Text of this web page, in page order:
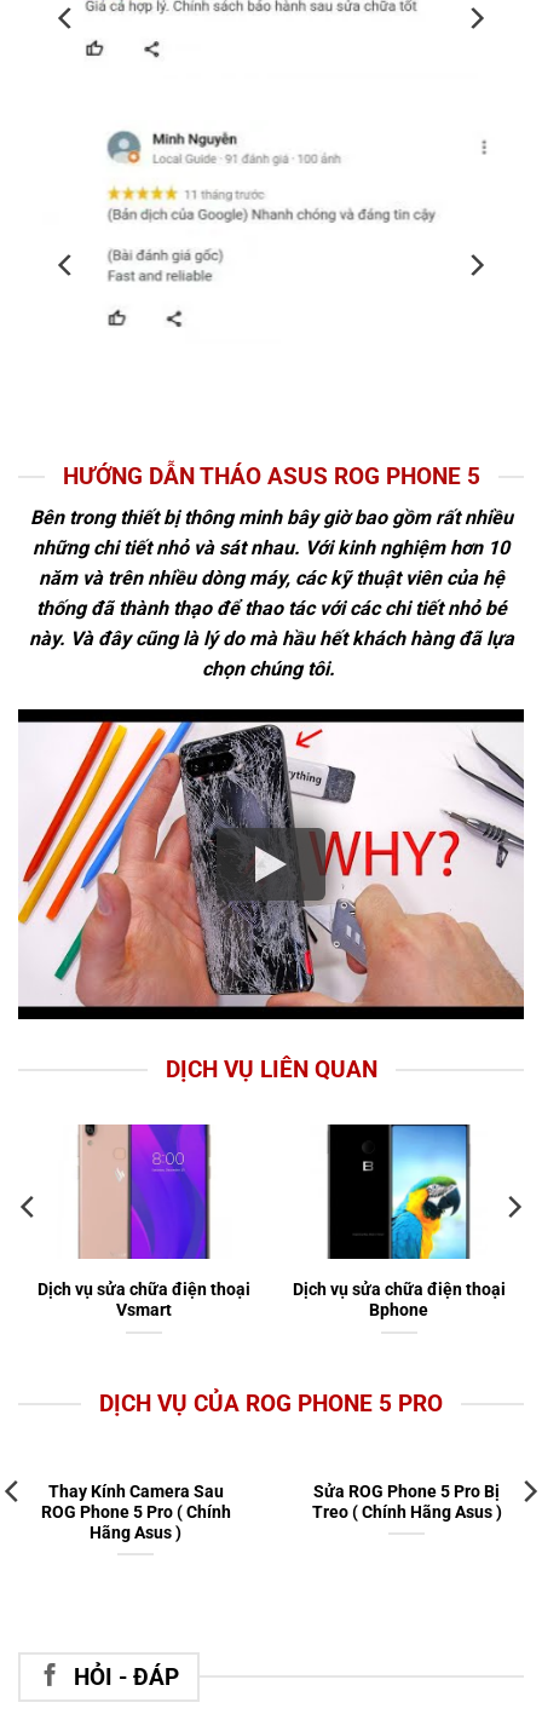
HƯỚNG DẪN THÁO ASUS ROG PHONE 5
Bên trong thiết bị thông minh bây giờ bao gồm rất nhiều
những chi tiết nhỏ và sát nhau. Với kinh nghiệm hơn 10
năm và trên nhiều dòng máy, các kỹ thuật viên của hệ
thống đã thành thạo để thao tác với các chi tiết nhỏ bé
này. Và đây cũng là lý do mà hầu hết khách hàng đã lựa
chọn chúng tôi.
DỊCH VỤ LIÊN QUAN
Dịch vụ sửa chữa điện thoại
Vsmart
Dịch vụ sửa chữa điện thoại
Bphone
DỊCH VỤ CỦA ROG PHONE 5 PRO
Thay Kính Camera Sau
ROG Phone 5 Pro ( Chính
Hãng Asus )
Sửa ROG Phone 5 Pro Bị
Treo ( Chính Hãng Asus )
HỎI - ĐÁP